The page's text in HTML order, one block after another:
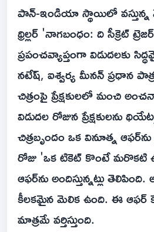
పాన్-ఇండియా స్థాయిలో
థ్రిల్లర్ 'నాగబంధం: ది సీక్రెట్
ప్రపంచవ్యాప్తంగా విడుదలకు
నటేష్, ఐశ్వర్య మీనన్ ప్రధాన
చిత్రంపై ప్రేక్షకులలో మంచి
విడుదల రోజున ప్రేక్షకులను
చిత్రబృందం ఒక వినూత్న
రోజు 'ఒక టికెట్ కొంటే మరొకటి
ఆఫర్‌ను అందిస్తున్నట్లు
కీలకమైన మెలిక ఉంది. ఈ ఆఫర్
మాత్రమే వర్తిస్తుంది.